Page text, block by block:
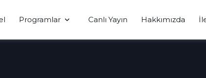
Programlar Canlı Yayın Hakkımızda